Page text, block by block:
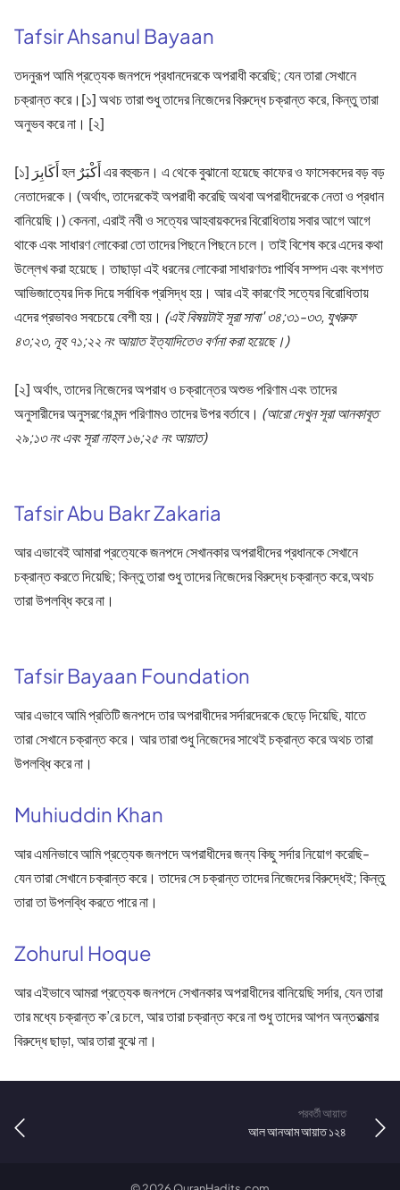
Tafsir Ahsanul Bayaan
তদনুরূপ আমি প্রত্যেক জনপদে প্রধানদেরকে অপরাধী করেছি; যেন তারা সেখানে
চক্রান্ত করে।[১] অথচ তারা শুধু তাদের নিজেদের বিরুদ্ধে চক্রান্ত করে, কিন্তু তারা
অনুভব করে না। [২]
[১] أَكَابِرَ হল أَكْبَرٌ এর বহুবচন। এ থেকে বুঝানো হয়েছে কাফের ও ফাসেকদের বড় বড়
নেতাদেরকে। (অর্থাৎ, তাদেরকেই অপরাধী করেছি অথবা অপরাধীদেরকে নেতা ও প্রধান
বানিয়েছি।) কেননা, এরাই নবী ও সত্যের আহবায়কদের বিরোধিতায় সবার আগে আগে
থাকে এবং সাধারণ লোকেরা তো তাদের পিছনে পিছনে চলে। তাই বিশেষ করে এদের কথা
উল্লেখ করা হয়েছে। তাছাড়া এই ধরনের লোকেরা সাধারণতঃ পার্থিব সম্পদ এবং বংশগত
আভিজাত্যের দিক দিয়ে সর্বাধিক প্রসিদ্ধ হয়। আর এই কারণেই সত্যের বিরোধিতায়
এদের প্রভাবও সবচেয়ে বেশী হয়। (এই বিষয়টাই সূরা সাবা' ৩৪;৩১-৩৩, যুখরুফ
৪৩;২৩, নূহ ৭১;২২ নং আয়াত ইত্যাদিতেও বর্ণনা করা হয়েছে।)
[২] অর্থাৎ, তাদের নিজেদের অপরাধ ও চক্রান্তের অশুভ পরিণাম এবং তাদের
অনুসারীদের অনুসরণের মন্দ পরিণামও তাদের উপর বর্তাবে। (আরো দেখুন সূরা আনকাবূত
২৯;১৩ নং এবং সূরা নাহল ১৬;২৫ নং আয়াত)
Tafsir Abu Bakr Zakaria
আর এভাবেই আমারা প্রত্যেকে জনপদে সেখানকার অপরাধীদের প্রধানকে সেখানে
চক্রান্ত করতে দিয়েছি; কিন্তু তারা শুধু তাদের নিজেদের বিরুদ্ধে চক্রান্ত করে,অথচ
তারা উপলব্ধি করে না।
Tafsir Bayaan Foundation
আর এভাবে আমি প্রতিটি জনপদে তার অপরাধীদের সর্দারদেরকে ছেড়ে দিয়েছি, যাতে
তারা সেখানে চক্রান্ত করে। আর তারা শুধু নিজেদের সাথেই চক্রান্ত করে অথচ তারা
উপলব্ধি করে না।
Muhiuddin Khan
আর এমনিভাবে আমি প্রত্যেক জনপদে অপরাধীদের জন্য কিছু সর্দার নিয়োগ করেছি-
যেন তারা সেখানে চক্রান্ত করে। তাদের সে চক্রান্ত তাদের নিজেদের বিরুদ্ধেই; কিন্তু
তারা তা উপলব্ধি করতে পারে না।
Zohurul Hoque
আর এইভাবে আমরা প্রত্যেক জনপদে সেখানকার অপরাধীদের বানিয়েছি সর্দার, যেন তারা
তার মধ্যে চক্রান্ত ক’রে চলে, আর তারা চক্রান্ত করে না শুধু তাদের আপন অন্তরা‌ত্মার
বিরুদ্ধে ছাড়া, আর তারা বুঝে না।
পরবর্তী আয়াত
আল আনআম আয়াত ১২৪